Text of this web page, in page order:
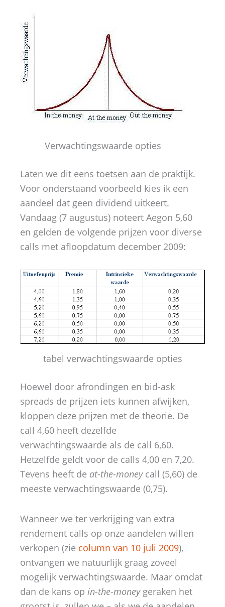
Verwachtingswaarde opties
Laten we dit eens toetsen aan de praktijk.
Voor onderstaand voorbeeld kies ik een
aandeel dat geen dividend uitkeert.
Vandaag (7 augustus) noteert Aegon 5,60
en gelden de volgende prijzen voor diverse
calls met afloopdatum december 2009:
tabel verwachtingswaarde opties
Hoewel door afrondingen en bid-ask
spreads de prijzen iets kunnen afwijken,
kloppen deze prijzen met de theorie. De
call 4,60 heeft dezelfde
verwachtingswaarde als de call 6,60.
Hetzelfde geldt voor de calls 4,00 en 7,20.
Tevens heeft de at-the-moneycall (5,60) de
meeste verwachtingswaarde (0,75).
Wanneer we ter verkrijging van extra
rendement calls op onze aandelen willen
verkopen (zie column van 10 juli 2009),
ontvangen we natuurlijk graag zoveel
mogelijk verwachtingswaarde. Maar omdat
dan de kans op in-the-moneygeraken het